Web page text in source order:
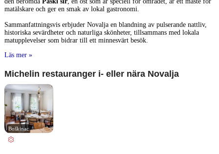
matälskare och ger en smak av lokal gastronomi.
Sammanfattningsvis erbjuder Novalja en blandning av pulserande nattliv,
historiska sevärdheter och naturliga skönheter, tillsammans med lokala
matupplevelser som bidrar till ett minnesvärt besök.
Läs mer »
Michelin restauranger i- eller nära Novalja
Boškinac